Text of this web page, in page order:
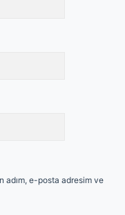
adım, e-posta adresim ve